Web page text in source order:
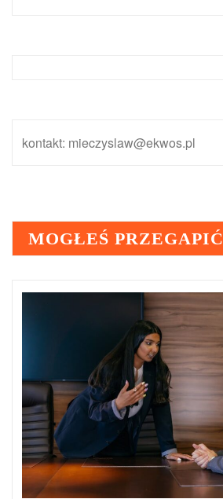
kontakt: mieczyslaw@ekwos.pl
MOGŁEŚ PRZEGAPIĆ